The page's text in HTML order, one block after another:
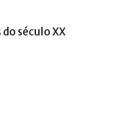
século XX